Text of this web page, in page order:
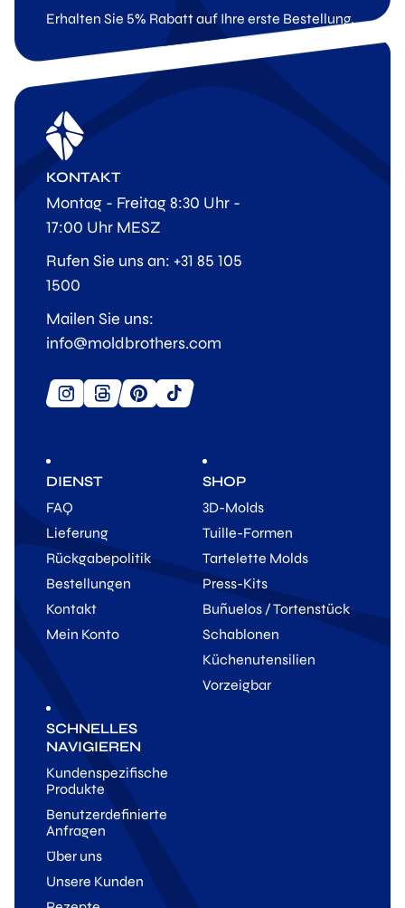
Erhalten Sie 5% Rabatt auf Ihre erste Bestellung.
DIENST
FAQ
Lieferung
Rückgabepolitik
Bestellungen
Kontakt
Mein Konto
SHOP
3D-Molds
Tuille-Formen
Tartelette Molds
Press-Kits
Buñuelos / Tortenstück
Schablonen
Küchenutensilien
Vorzeigbar
SCHNELLES
NAVIGIEREN
Kundenspezifische
Produkte
Benutzerdefinierte
Anfragen
Über uns
Unsere Kunden
KONTAKT
Montag - Freitag 8:30 Uhr -
17:00 Uhr MESZ
Rufen Sie uns an: +31 85 105
1500
Mailen Sie uns:
info@moldbrothers.com